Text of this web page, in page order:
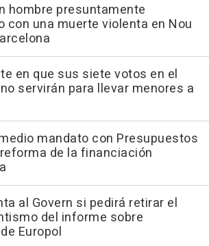
hombre presuntamente
con una muerte violenta en Nou
en que sus siete votos en el
servirán para llevar menores a
mandato con Presupuestos
de la financiación
al Govern si pedirá retirar el
del informe sobre
Europol